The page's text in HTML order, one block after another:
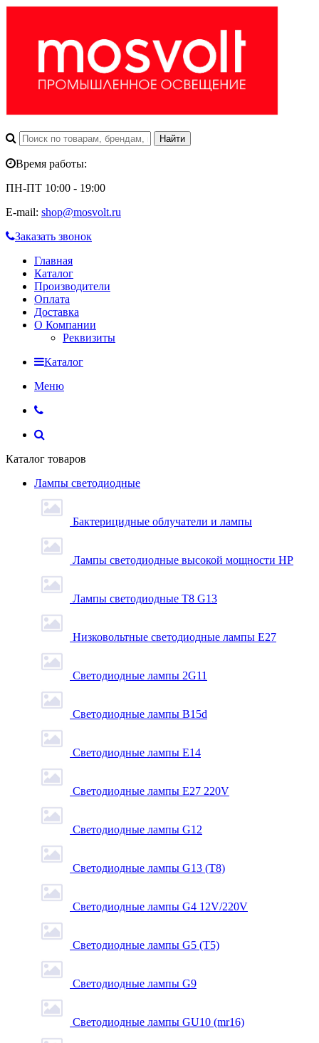
Время работы:
ПН-ПТ 10:00 - 19:00
E-mail: shop@mosvolt.ru
Заказать звонок
Главная
Каталог
Производители
Оплата
Доставка
О Компании
Реквизиты
Каталог
Меню
Каталог товаров
Лампы светодиодные
Бактерицидные облучатели и лампы
Лампы светодиодные высокой мощности HP
Лампы светодиодные Т8 G13
Низковольтные светодиодные лампы E27
Светодиодные лампы 2G11
Светодиодные лампы B15d
Светодиодные лампы E14
Светодиодные лампы E27 220V
Светодиодные лампы G12
Светодиодные лампы G13 (T8)
Светодиодные лампы G4 12V/220V
Светодиодные лампы G5 (T5)
Светодиодные лампы G9
Светодиодные лампы GU10 (mr16)